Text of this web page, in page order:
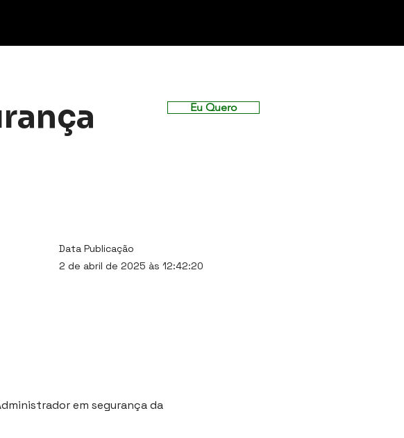
Eu Quero
Data Publicação
2 de abril de 2025 às 12:42:20
em segurança da